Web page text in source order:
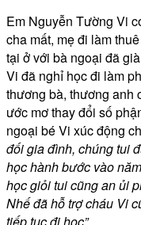
Em Nguyễn Tường Vi
cha mất, mẹ đi làm
tại ở với bà ngoại đã
Vi đã nghỉ học đi làm
thương bà, thương anh
ước mơ thay đổi số
ngoại bé Vi xúc động
đối gia đình, chúng tui
học hành bước vào
học giỏi tui cũng an ủi
Nhế đã hỗ trợ cháu Vi
tiếp tục đi học”.